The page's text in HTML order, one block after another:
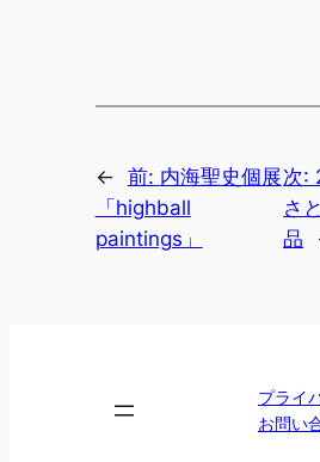
← 前: 内海聖史個展
「highball
paintings」
次:
さ
品
プライ
お問い